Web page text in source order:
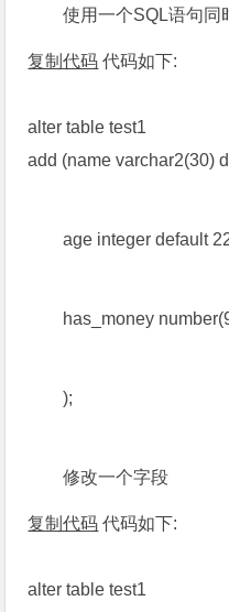
使用一个SQL语句同
复制代码 代码如下:
alter table test1
add (name varchar2(30)
age integer default
has_money
);
修改一个字段
复制代码 代码如下:
alter table test1